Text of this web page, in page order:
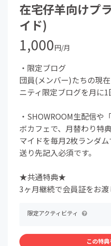
在宅仔羊向けプ
イド)
1,000円/月
・限定ブログ
団員(メンバー)たちの現
ニティ限定ブログを月に1
・SHOWROOM生配信や
ボカフェで、月替わり特
マイドを毎月2枚ランダ
送り先記入必須です。
★共通特典★
3ヶ月継続で会員証をお渡
限定アクティビティ
この特